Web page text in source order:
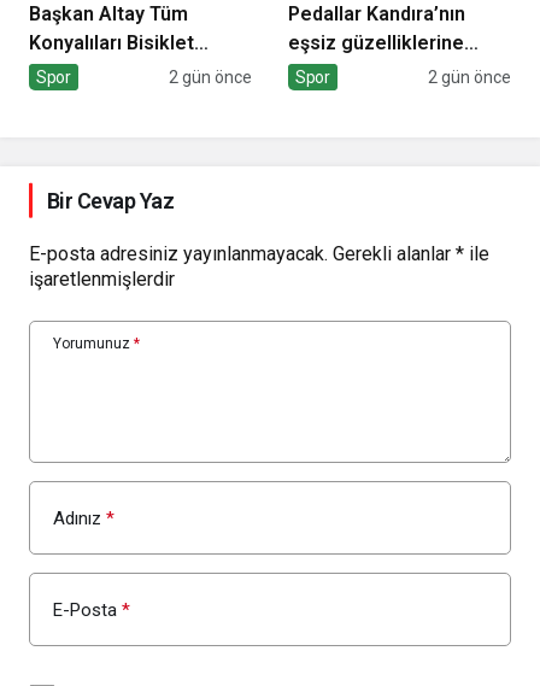
Başkan Altay Tüm
Konyalıları Bisiklet
Festivali’ne Davet Etti
Spor 2 gün önce
Pedallar Kandıra’nın
eşsiz güzelliklerine
çevrilecek
Spor 2 gün önce
Bir Cevap Yaz
E-posta adresiniz yayınlanmayacak. Gerekli alanlar * ile
işaretlenmişlerdir
Yorumunuz *
Adınız *
E-Posta *